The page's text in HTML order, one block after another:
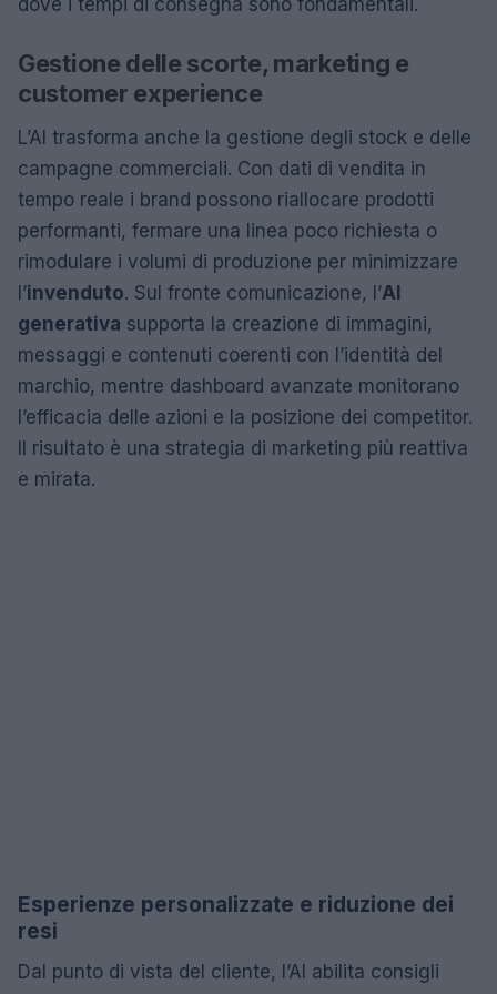
dove i tempi di consegna sono fondamentali.
Gestione delle scorte, marketing e
customer experience
L’AI trasforma anche la gestione degli stock e delle
campagne commerciali. Con dati di vendita in
tempo reale i brand possono riallocare prodotti
performanti, fermare una linea poco richiesta o
rimodulare i volumi di produzione per minimizzare
l’invenduto. Sul fronte comunicazione, l’AI
generativa supporta la creazione di immagini,
messaggi e contenuti coerenti con l’identità del
marchio, mentre dashboard avanzate monitorano
l’efficacia delle azioni e la posizione dei competitor.
Il risultato è una strategia di marketing più reattiva
e mirata.
Esperienze personalizzate e riduzione dei
resi
Dal punto di vista del cliente, l’AI abilita consigli